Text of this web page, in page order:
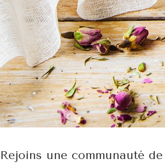
Rejoins une communauté